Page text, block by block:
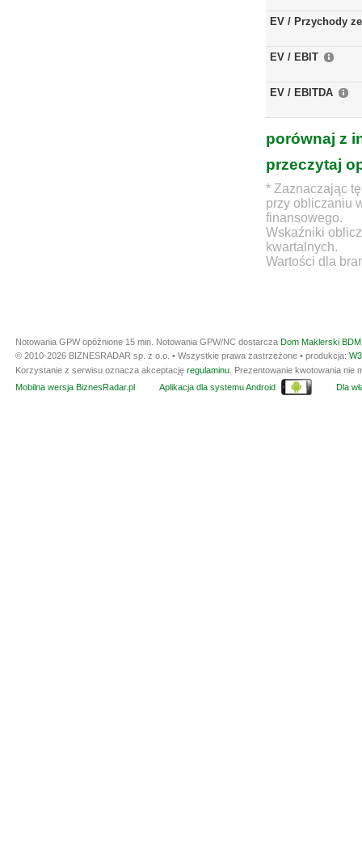
EV / Przychody
EV / EBIT
EV / EBITDA
porównaj z
przeczytaj
* Zaznaczając
przy obliczaniu
finansowego.
Wskaźniki
kwartalnych.
Wartości dla
Notowania GPW opóźnione 15 min. Notowania GPW/NC dostarcza Dom Maklerski
© 2010-2026 BIZNESRADAR sp. z o.o. • Wszystkie prawa zastrzeżone • produkcja:
Korzystanie z serwisu oznacza akceptację regulaminu . Prezentowanie kwotowania
Mobilna wersja BiznesRadar.pl
Aplikacja dla systemu Android Dla